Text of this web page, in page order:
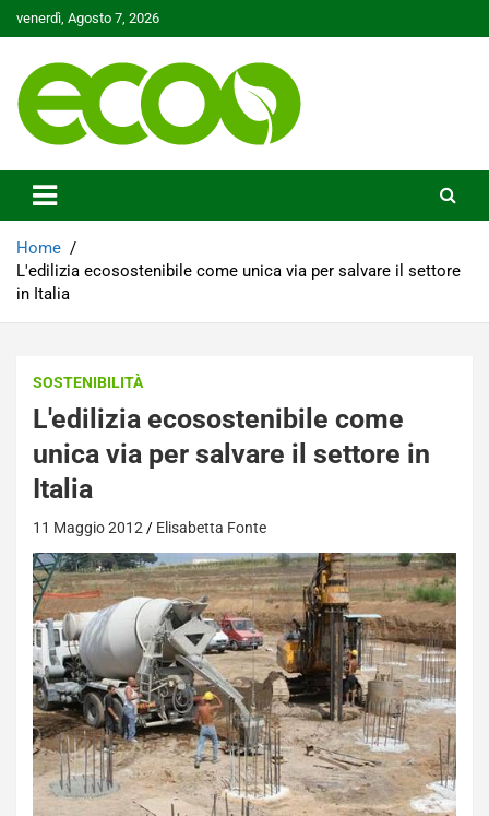
to
venerdì, Agosto 7, 2026
Ecoo.it
Home
L'edilizia ecosostenibile come unica via per salvare il settore
in Italia
SOSTENIBILITÀ
L'edilizia ecosostenibile come
unica via per salvare il settore in
Italia
11 Maggio 2012 Elisabetta Fonte